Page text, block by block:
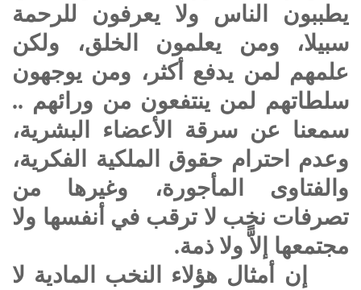
يطببون الناس ولا يعرفون للرحمة
سبيلا، ومن يعلمون الخلق، ولكن
علمهم لمن يدفع أكثر، ومن يوجهون
سلطاتهم لمن ينتفعون من ورائهم ..
سمعنا عن سرقة الأعضاء البشرية،
وعدم احترام حقوق الملكية الفكرية،
والفتاوى المأجورة، وغيرها من
تصرفات نخب لا ترقب في أنفسها ولا
مجتمعها إلاًّ ولا ذمة.
إن أمثال هؤلاء النخب المادية لا